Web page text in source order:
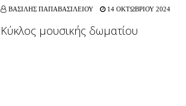
ΒΑΣΙΛΗΣ ΠΑΠΑΒΑΣΙΛΕΙΟΥ 14 ΟΚΤΩΒΡΙΟΥ 2024
Κύκλος μουσικής δωματίου